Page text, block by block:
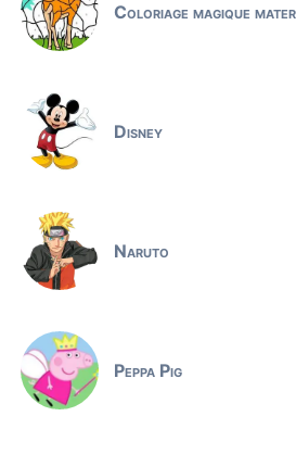
Coloriage magique
Disney
Naruto
Peppa Pig